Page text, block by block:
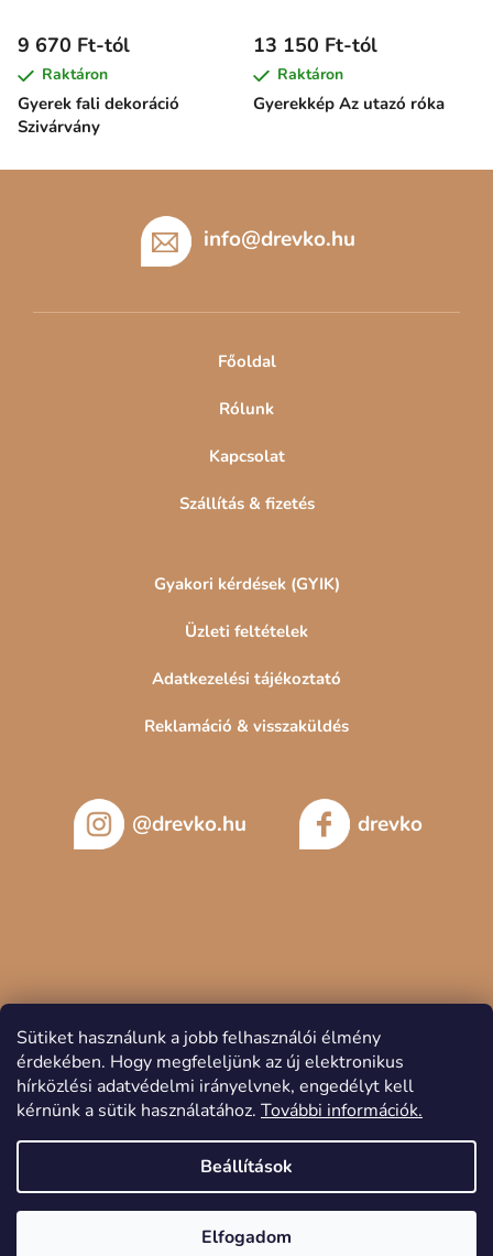
Sütiket használunk a jobb felhasználói élmény
érdekében. Hogy megfeleljünk az új elektronikus
hírközlési adatvédelmi irányelvnek, engedélyt kell
kérnünk a sütik használatához. További információk.
Beállítások
Elfogadom
Gyerek fali dekoráció
Szivárvány
9 670 Ft-tól
Raktáron
Gyerekkép Az utazó róka
13 150 Ft-tól
Raktáron
info@drevko.hu
Főoldal
Rólunk
Kapcsolat
Szállítás & fizetés
Gyakori kérdések (GYIK)
Üzleti feltételek
Adatkezelési tájékoztató
Reklamáció & visszaküldés
@drevko.hu drevko
Shoptet készítette